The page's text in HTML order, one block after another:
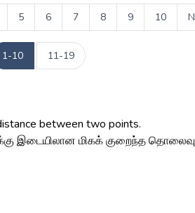
5 6 7 8 9 10
1-10 11-19
between two points.
இடையிலான மிகக் குறைந்த